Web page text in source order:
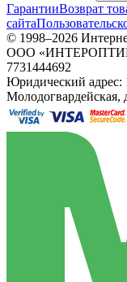
ГарантииВозврат
сайта
© 1998–2026
ООО
7731444692
Юридический адрес:
Молодогвардейская,